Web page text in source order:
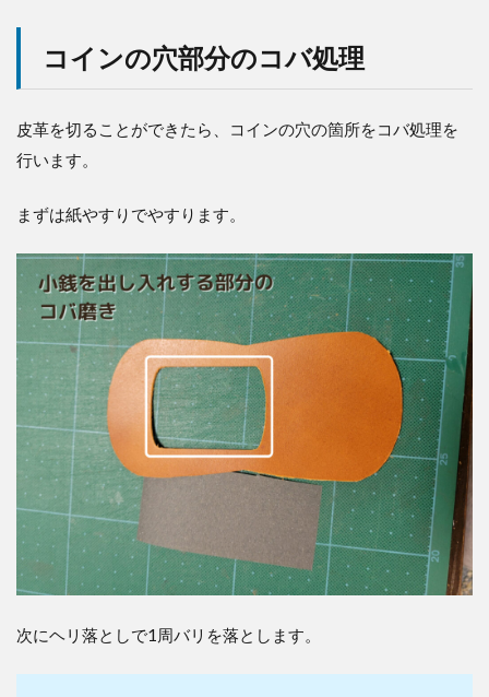
コインの穴部分のコバ処理
皮革を切ることができたら、コインの穴の箇所をコバ処理を
行います。
まずは紙やすりでやすります。
次にヘリ落としで1周バリを落とします。